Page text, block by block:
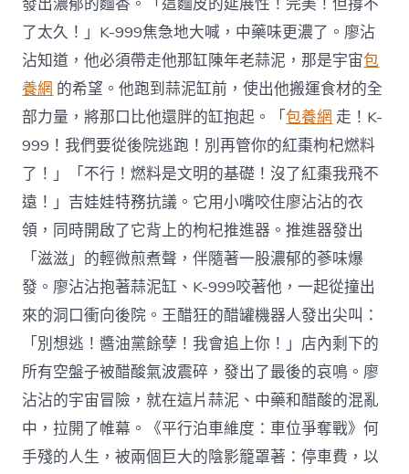
了太久！」K-999焦急地大喊，中藥味更濃了。廖沾
沾知道，他必須帶走他那缸陳年老蒜泥，那是宇宙包
養網 的希望。他跑到蒜泥缸前，使出他搬運食材的全
部力量，將那口比他還胖的缸抱起。「包養網 走！K-
999！我們要從後院逃跑！別再管你的紅棗枸杞燃料
了！」「不行！燃料是文明的基礎！沒了紅棗我飛不
遠！」吉娃娃特務抗議。它用小嘴咬住廖沾沾的衣
領，同時開啟了它背上的枸杞推進器。推進器發出
「滋滋」的輕微煎煮聲，伴隨著一股濃郁的蔘味爆
發。廖沾沾抱著蒜泥缸、K-999咬著他，一起從撞出
來的洞口衝向後院。王醋狂的醋罐機器人發出尖叫：
「別想逃！醬油黨餘孽！我會追上你！」店內剩下的
所有空盤子被醋酸氣波震碎，發出了最後的哀鳴。廖
沾沾的宇宙冒險，就在這片蒜泥、中藥和醋酸的混亂
中，拉開了帷幕。《平行泊車維度：車位爭奪戰》何
手殘的人生，被兩個巨大的陰影籠罩著：停車費，以